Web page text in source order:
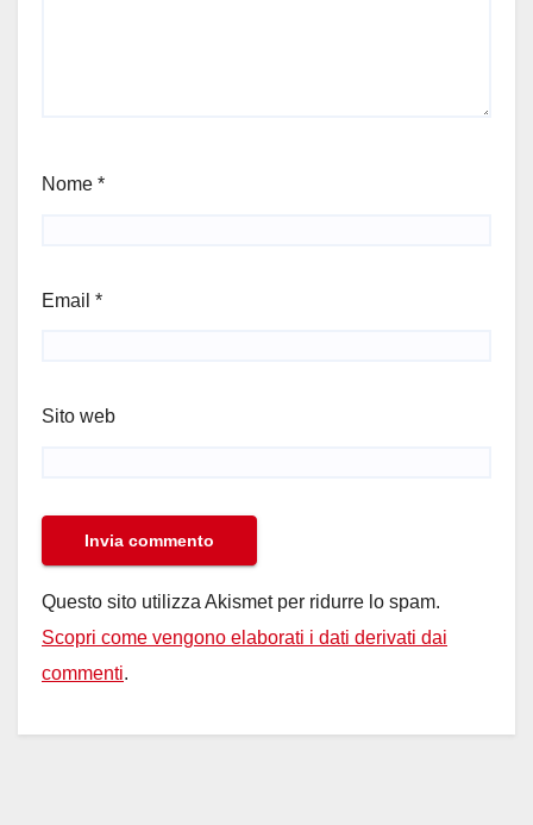
Nome *
Email *
Sito web
Questo sito utilizza Akismet per ridurre lo spam.
Scopri come vengono elaborati i dati derivati dai
commenti.